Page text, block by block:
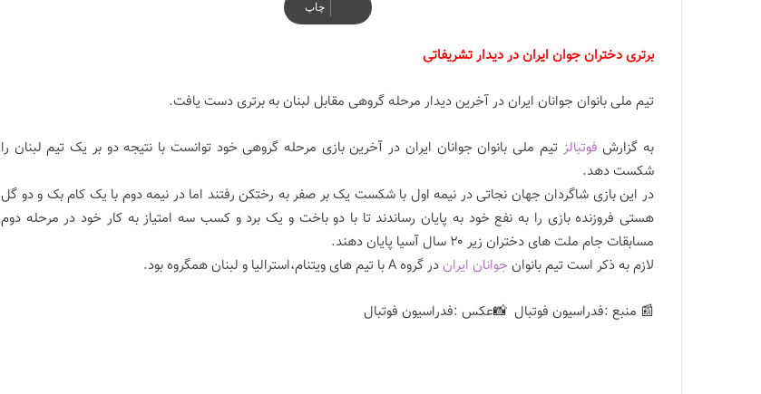
چاپ
برتری دختران جوان ایران در دیدار تشریفاتی
تیم ملی بانوان جوانان ایران در آخرین دیدار مرحله گروهی مقابل لبنان به برتری دست یافت.
به گزارش فوتبالز تیم ملی بانوان جوانان ایران در آخرین بازی مرحله گروهی خود توانست با نتیجه دو بر یک تیم لبنان را
شکست دهد.
در این بازی شاگردان جهان نجاتی در نیمه اول با شکست یک بر صفر به رختکن رفتند اما در نیمه دوم با یک کام بک و دو گل
هستی فروزنده بازی را به نفع خود به پایان رساندند تا با دو باخت و یک برد و کسب سه امتیاز به کار خود در مرحله دوم
مسابقات جام ملت های دختران زیر ۲۰ سال آسیا پایان دهند.
لازم به ذکر است تیم بانوان جوانان ایران در گروه A با تیم های ویتنام،استرالیا و لبنان همگروه بود.
📰 منبع :فدراسیون فوتبال 📸عکس :فدراسیون فوتبال